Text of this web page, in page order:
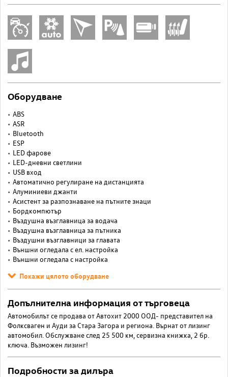
Оборудване
ABS
ASR
Bluetooth
ESP
LED фарове
LED-дневни светлини
USB вход
Автоматично регулиране на дистанцията
Алуминиеви джанти
Асистент за разпознаване на пътните знаци
Бордкомпютър
Въздушна възглавница за водача
Въздушна възглавница за пътника
Въздушни възглавници за главата
Външни огледала с ел. настройка
Външни огледала с настройка
Покажи цялото оборудване
Допълнителна информация от търговеца
Автомобилът се продава от Автохит 2000 ООД- представител на
Фолксваген и Ауди за Стара Загора и региона. Върнат от лизинг
автомобил. Oбслужване след 25 500 км, сервизна книжка, 2 бр.
ключа. Възможен лизинг!
Подробности за дилъра